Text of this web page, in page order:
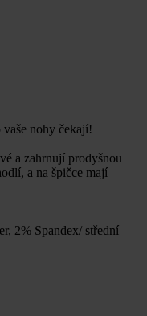
nohy čekají!
a zahrnují prodyšnou
a na špičce mají
2% Spandex/ střední